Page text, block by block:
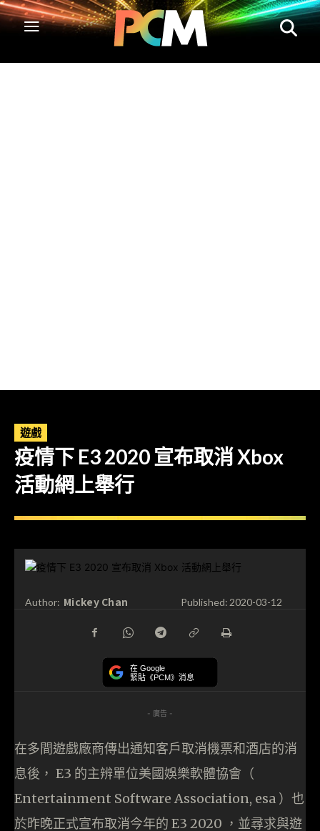
遊戲
疫情下 E3 2020 宣布取消 Xbox
活動網上舉行
Author: Mickey Chan Published:2020-03-12
在 Google
緊貼《PCM》消息
- 廣告 -
在多間遊戲廠商傳出通知客戶取消機票和酒店的消
息後， E3 的主辨單位美國娛樂軟體協會（
Entertainment Software Association, esa ）也
於昨晚正式宣布取消今年的 E3 2020 ，並尋求與遊